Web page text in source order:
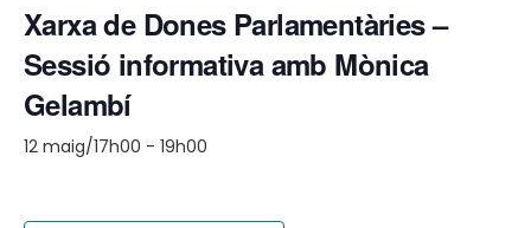
Xarxa de Dones Parlamentàries –
Sessió informativa amb Mònica
Gelambí
12 maig/17h00 - 19h00